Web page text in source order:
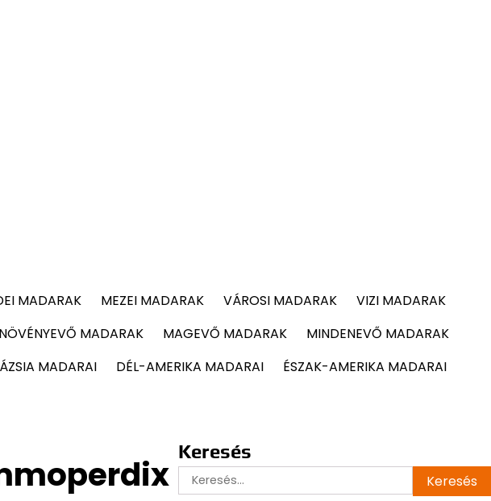
MADARAK MEZEI MADARAK VÁROSI MADARAK
VIZI MADARAK
NÖVÉNYEVŐ MADARAK MAGEVŐ MADARAK
MINDENEVŐ MADARAK
ÁZSIA MADARAI DÉL-AMERIKA MADARAI
ÉSZAK-AMERIKA MADARAI
Keresés
Keresés: